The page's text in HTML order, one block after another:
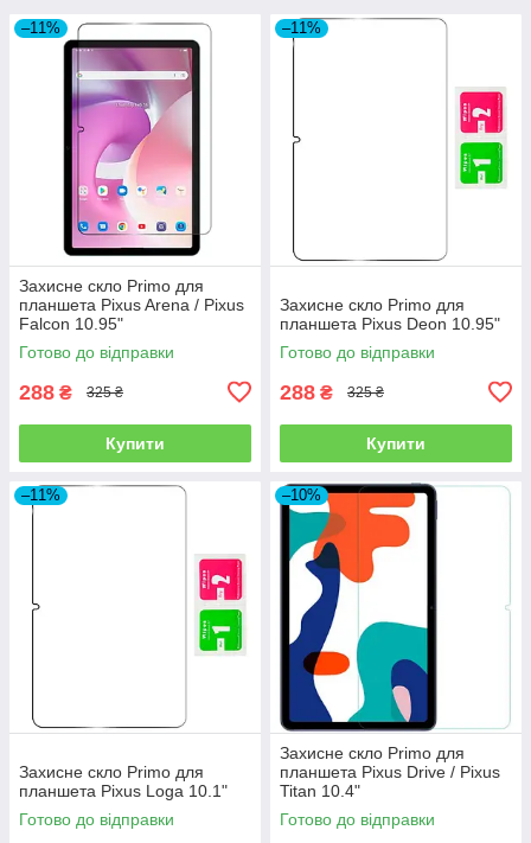
–11%
Захисне скло Primo для
планшета Pixus Arena / Pixus
Falcon 10.95"
Готово до відправки
288 ₴ 325 ₴
Купити
–11%
Захисне скло Primo для
планшета Pixus Deon 10.95"
Готово до відправки
288 ₴ 325 ₴
Купити
–11%
Захисне скло Primo для
планшета Pixus Loga 10.1"
Готово до відправки
–10%
Захисне скло Primo для
планшета Pixus Drive / Pixus
Titan 10.4"
Готово до відправки